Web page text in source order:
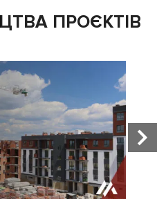
ПРОЄКТІВ